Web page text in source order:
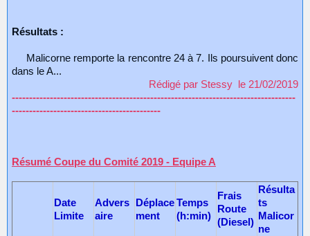
Résultats :
Malicorne remporte la rencontre 24 à 7. Ils poursuivent donc
dans le A...
Rédigé par Stessy le 21/02/2019
----------------------------------------------------------------------------------
-------------------------------------------
Résumé Coupe du Comité 2019 - Equipe A
Date
Limite
Advers
aire
Déplace
ment
Temps
(h:min)
Frais
Route
(Diesel)
Résulta
ts
Malicor
ne